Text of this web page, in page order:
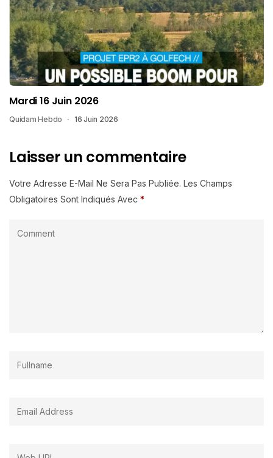
Mardi 16 Juin 2026
Quidam Hebdo 16 Juin 2026
Laisser un commentaire
Votre Adresse E-Mail Ne Sera Pas Publiée. Les Champs
Obligatoires Sont Indiqués Avec *